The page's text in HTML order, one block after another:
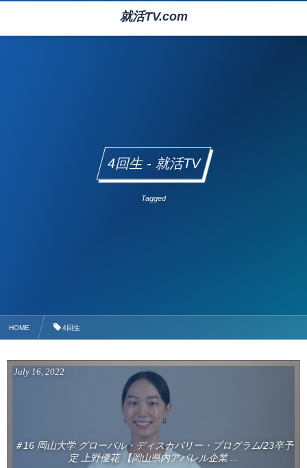
就活TV.com
4回生 - 就活TV
Tagged
HOME 4回生
＃16 岡山大学 グローバル・ディスカバリー・プログラム/23卒予
定 上野優花 【岡山県内アパレル企業 ...
July 16 2022